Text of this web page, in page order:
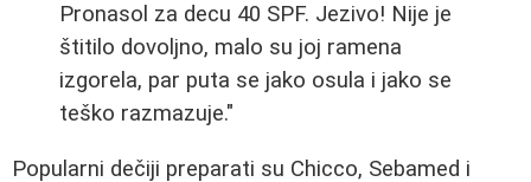
Pronasol za decu 40 SPF. Jezivo! Nije je
štitilo dovoljno, malo su joj ramena
izgorela, par puta se jako osula i jako se
teško razmazuje."
Popularni dečiji preparati su Chicco, Sebamed i